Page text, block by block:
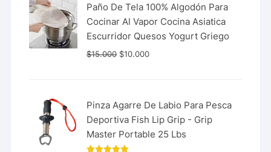
Paño De Tela 100% Algodón Para
Cocinar Al Vapor Cocina Asiatica
Escurridor Quesos Yogurt Griego
$15.000 $10.000
Pinza Agarre De Labio Para Pesca
Deportiva Fish Lip Grip - Grip
Master Portable 25 Lbs